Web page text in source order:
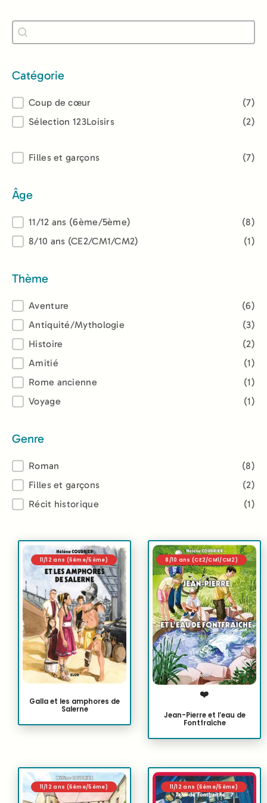
Recherche
Rechercher
Catégorie
Catégorie
Coup de cœur
(7)
Sélection 123Loisirs
(2)
Lectorat
Filles et garçons (7)
Âge
Âge11/12 ans (6ème/5ème)
(8)
8/10 ans (CE2/CM1/CM2)
(1)
Thème
Thème
Aventure
(6)
Antiquité/Mythologie
(3)
Histoire
(2)
Amitié
(1)
Rome ancienne
(1)
Voyage
(1)
Genre
GenreRoman
(8)
Filles et garçons
(2)
Récit historique
(1)
11/12 ans (6ème/5ème)
Galla et les amphores de
Salerne
8/10 ans (CE2/CM1/CM2)
❤️
Jean-Pierre et l’eau de
Fontfraîche
11/12 ans (6ème/5ème) 11/12 ans (6ème/5ème)